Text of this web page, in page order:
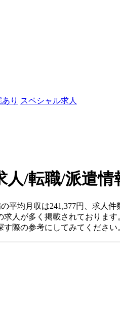
り スペシャル求人
人/転職/派遣情
平均月収は241,377円、求人件
人が多く掲載されております
際の参考にしてみてください